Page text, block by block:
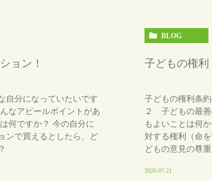
ョン！
自分になっていたいです
なアピールポイントがあ
何ですか？ 今の自分に
ンで買えるとしたら、ど
BLOG
子どもの権利
子どもの権利条
２ 子どもの最善
もよいことは何
対する権利（命
どもの意見の尊
2026.07.21